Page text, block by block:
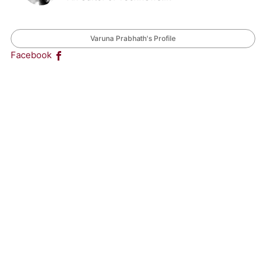
Varuna Prabhath's Profile
Facebook